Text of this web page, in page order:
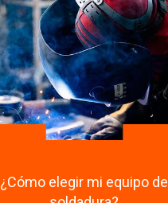
¿Cómo elegir mi equipo de